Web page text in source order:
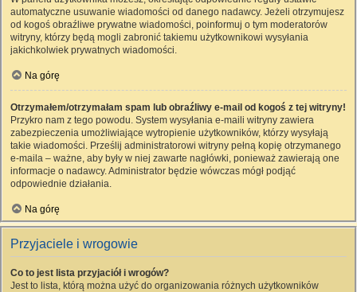
automatyczne usuwanie wiadomości od danego nadawcy. Jeżeli otrzymujesz
od kogoś obraźliwe prywatne wiadomości, poinformuj o tym moderatorów
witryny, którzy będą mogli zabronić takiemu użytkownikowi wysyłania
jakichkolwiek prywatnych wiadomości.
Na górę
Otrzymałem/otrzymałam spam lub obraźliwy e-mail od kogoś z tej witryny!
Przykro nam z tego powodu. System wysyłania e-maili witryny zawiera
zabezpieczenia umożliwiające wytropienie użytkowników, którzy wysyłają
takie wiadomości. Prześlij administratorowi witryny pełną kopię otrzymanego
e-maila – ważne, aby były w niej zawarte nagłówki, ponieważ zawierają one
informacje o nadawcy. Administrator będzie wówczas mógł podjąć
odpowiednie działania.
Na górę
Przyjaciele i wrogowie
Co to jest lista przyjaciół i wrogów?
Jest to lista, którą można użyć do organizowania różnych użytkowników